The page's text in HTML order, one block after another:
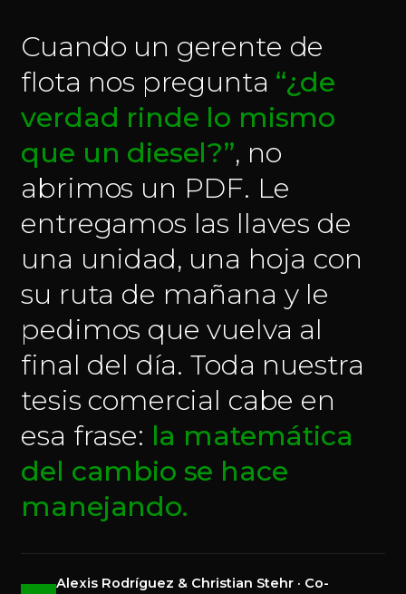
Cuando un gerente de
flota nos pregunta “¿de
verdad rinde lo mismo
que un diesel?”, no
abrimos un PDF. Le
entregamos las llaves de
una unidad, una hoja con
su ruta de mañana y le
pedimos que vuelva al
final del día. Toda nuestra
tesis comercial cabe en
esa frase: la matemática
del cambio se hace
manejando.
Alexis Rodríguez & Christian Stehr · Co-